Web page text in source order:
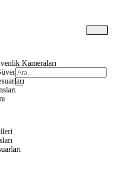
Kameraları
Kameraları
Algılama Sistemleri
2000